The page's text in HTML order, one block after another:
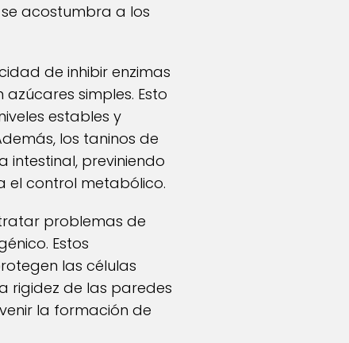
acostumbra a los
de inhibir enzimas
simples. Esto
estables y
los taninos de
previniendo
el control metabólico.
problemas de
Estos
las células
rigidez de las paredes
la formación de